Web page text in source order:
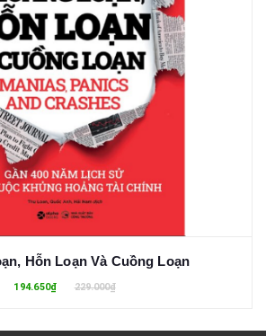
Hỗn Loạn Và Cuồng Loạn
194.650₫ 229.000₫